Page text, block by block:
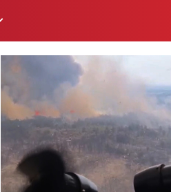
РТС 3 РТС Свет